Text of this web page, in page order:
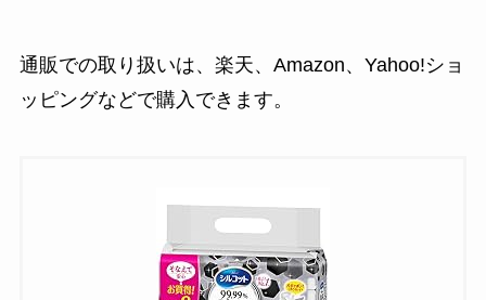
通販での取り扱いは、楽天、Amazon、Yahoo!ショ
ッピングなどで購入できます。